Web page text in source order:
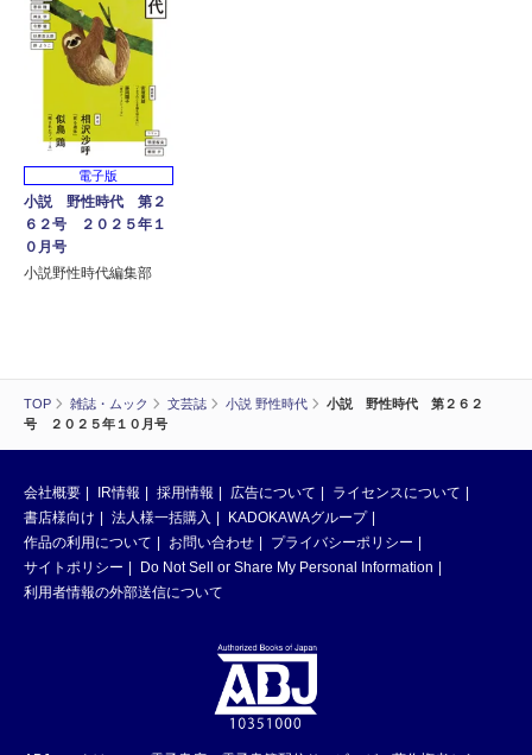
TOP 雑誌・ムック 文芸誌 小説 野性時代
小説 野性時代 第２６２
号 ２０２５年１０月号
電子版
小説 野性時代 第２
６２号 ２０２５年１
０月号
小説野性時代編集部
会社概要 IR情報 採用情報 広告について
ライセンスについて
書店様向け
法人様一括購入
KADOKAWAグループ
作品の利用について
お問い合わせ
プライバシーポリシー
サイトポリシー
Do Not Sell or Share My Personal Information
利用者情報の外部送信について